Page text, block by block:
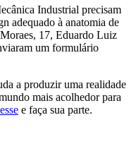
Industrial precisam
adequado à anatomia de
17, Eduardo Luiz
um formulário
a produzir uma realidade
mais acolhedor para
e faça sua parte.